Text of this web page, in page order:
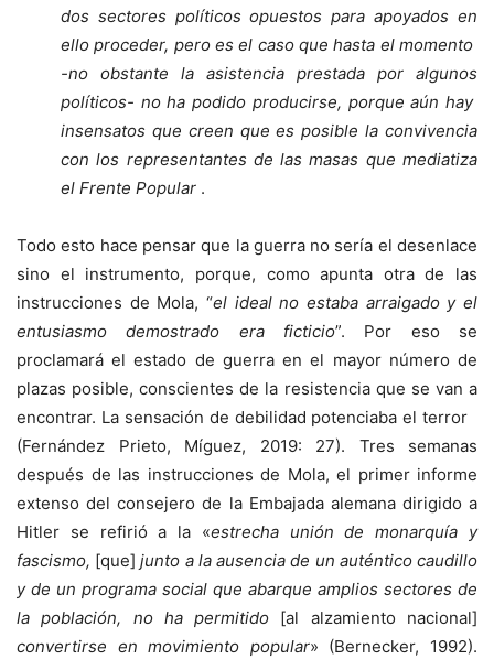
dos sectores políticos opuestos para apoyados en
ello proceder, pero es el caso que hasta el momento
-no obstante la asistencia prestada por algunos
políticos- no ha podido producirse, porque aún hay
insensatos que creen que es posible la convivencia
con los representantes de las masas que mediatiza
el Frente Popular .
Todo esto hace pensar que la guerra no sería el desenlace
sino el instrumento, porque, como apunta otra de las
instrucciones de Mola, “el ideal no estaba arraigado y el
entusiasmo demostrado era ficticio”. Por eso se
proclamará el estado de guerra en el mayor número de
plazas posible, conscientes de la resistencia que se van a
encontrar. La sensación de debilidad potenciaba el terror
(Fernández Prieto, Míguez, 2019: 27). Tres semanas
después de las instrucciones de Mola, el primer informe
extenso del consejero de la Embajada alemana dirigido a
Hitler se refirió a la «estrecha unión de monarquía y
fascismo, [que]junto a la ausencia de un auténtico caudillo
y de un programa social que abarque amplios sectores de
la población, no ha permitido [al alzamiento nacional]
convertirse en movimiento popular» (Bernecker, 1992).